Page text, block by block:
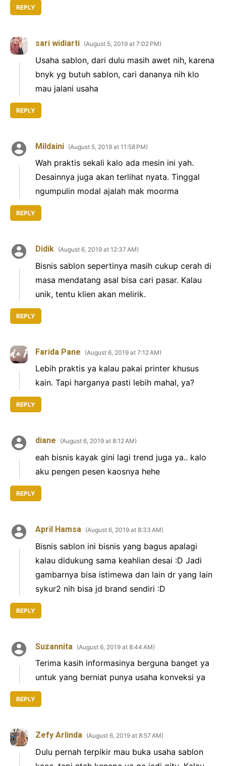
REPLY
sari widiarti August 5, 2019 at 7:02 PM
Usaha sablon, dari dulu masih awet nih, karena
bnyk yg butuh sablon, cari dananya nih klo
mau jalani usaha
REPLY
Mildaini August 5, 2019 at 11:58 PM
Wah praktis sekali kalo ada mesin ini yah.
Desainnya juga akan terlihat nyata. Tinggal
ngumpulin modal ajalah mak moorma
REPLY
Didik August 6, 2019 at 12:37 AM
Bisnis sablon sepertinya masih cukup cerah di
masa mendatang asal bisa cari pasar. Kalau
unik, tentu klien akan melirik.
REPLY
Farida Pane August 6, 2019 at 7:12 AM
Lebih praktis ya kalau pakai printer khusus
kain. Tapi harganya pasti lebih mahal, ya?
REPLY
diane August 6, 2019 at 8:12 AM
eah bisnis kayak gini lagi trend juga ya.. kalo
aku pengen pesen kaosnya hehe
REPLY
April Hamsa August 6, 2019 at 8:33 AM
Bisnis sablon ini bisnis yang bagus apalagi
kalau didukung sama keahlian desai :D Jadi
gambarnya bisa istimewa dan lain dr yang lain
sykur2 nih bisa jd brand sendiri :D
REPLY
Suzannita August 6, 2019 at 8:44 AM
Terima kasih informasinya berguna banget ya
untuk yang berniat punya usaha konveksi ya
REPLY
Zefy Arlinda August 6, 2019 at 8:57 AM
Dulu pernah terpikir mau buka usaha sablon